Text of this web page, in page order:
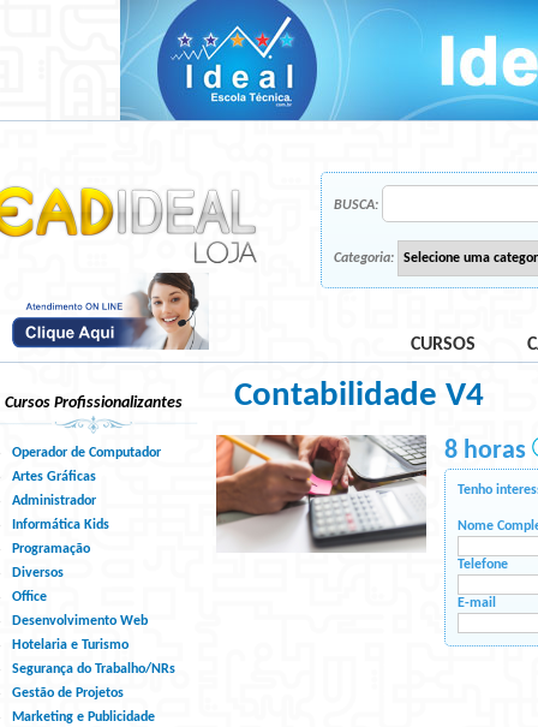
BUSCA:
Categoria:
CURSOS
Cursos Profissionalizantes
Operador de Computador
Artes Gráficas
Administrador
Informática Kids
Programação
Diversos
Office
Desenvolvimento Web
Hotelaria e Turismo
Segurança do Trabalho/NRs
Gestão de Projetos
Marketing e Publicidade
Contabilidade V4
8 horas
Tenho
Nome
Telefone
E-mail